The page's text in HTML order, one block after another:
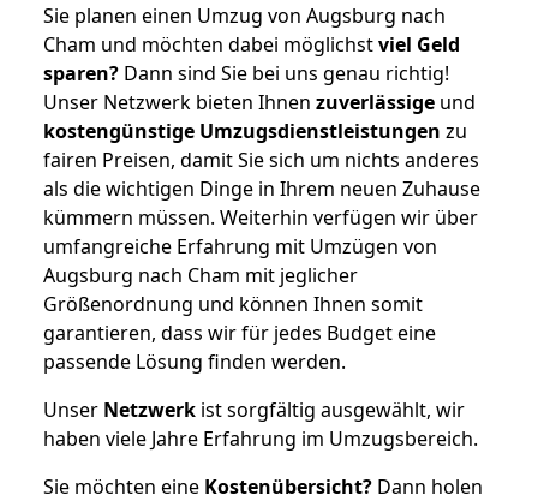
Sie planen einen Umzug von Augsburg nach
Cham und möchten dabei möglichstviel Geld
sparen? Dann sind Sie bei uns genau richtig!
Unser Netzwerk bieten Ihnen zuverlässige und
kostengünstige Umzugsdienstleistungen zu
fairen Preisen, damit Sie sich um nichts anderes
als die wichtigen Dinge in Ihrem neuen Zuhause
kümmern müssen. Weiterhin verfügen wir über
umfangreiche Erfahrung mit Umzügen von
Augsburg nach Cham mit jeglicher
Größenordnung und können Ihnen somit
garantieren, dass wir für jedes Budget eine
passende Lösung finden werden.
Unser Netzwerk ist sorgfältig ausgewählt, wir
haben viele Jahre Erfahrung im Umzugsbereich.
Sie möchten eine Kostenübersicht? Dann holen